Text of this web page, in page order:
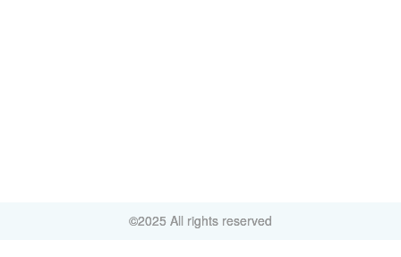
©2025 All rights reserved